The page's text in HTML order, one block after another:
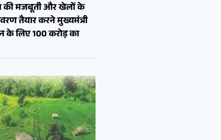
की मजबूती और खेलों के
तैयार करने मुख्यमंत्री
के लिए 100 करोड़ का